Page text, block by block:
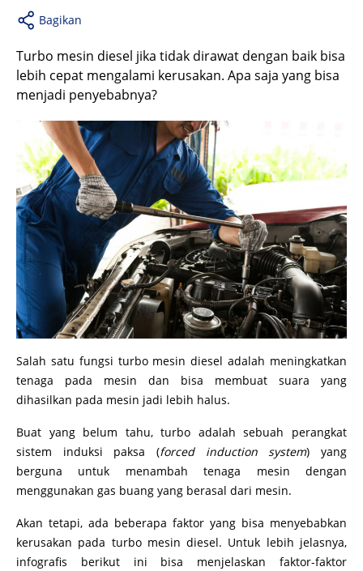
Bagikan
Turbo mesin diesel jika tidak dirawat dengan baik bisa
lebih cepat mengalami kerusakan. Apa saja yang bisa
menjadi penyebabnya?
Salah satu fungsi turbo mesin diesel adalah meningkatkan
tenaga pada mesin dan bisa membuat suara yang
dihasilkan pada mesin jadi lebih halus.
Buat yang belum tahu, turbo adalah sebuah perangkat
sistem induksi paksa (forced induction system) yang
berguna untuk menambah tenaga mesin dengan
menggunakan gas buang yang berasal dari mesin.
Akan tetapi, ada beberapa faktor yang bisa menyebabkan
kerusakan pada turbo mesin diesel. Untuk lebih jelasnya,
infografis berikut ini bisa menjelaskan faktor-faktor